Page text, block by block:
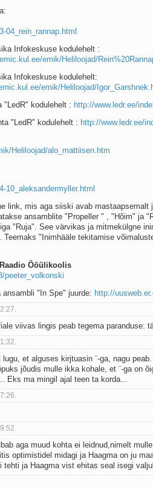
04_rein_rannap.html
Infokeskuse kodulehelt :
emik/Heliloojad/
Infokeskuse kodulehelt:
emik/Heliloojad/
"LedR" kodulehelt : http://www.ledr.ee/
"LedR" kodulehelt : http://www.ledr.ee/
Heliloojad/alo_mattiisen.htm
10_aleksandermyller.html
link, mis aga siiski avab
ansamblite "Propeller " , "Hõim" ja
"Ruja". See värvikas ja mitmekülgne
Teemaks "Inimhääle tekitamise
Ööülikoolis
peeter_volkonski
ansambli "In Spe" juurde: http://
viivas lingis peab tegema paranduse:
lugu, et alguses kirjtuasin ¨-ga, nagu
jõudis mulle ikka kohale, et ¨-ga on
Eks ma mingil ajal teen ta korda...
aga muud kohta ei leidnud,nimelt
optimistidel midagi ja Haagma on ju
tehti ja Haagma vist ehitas seal isegi